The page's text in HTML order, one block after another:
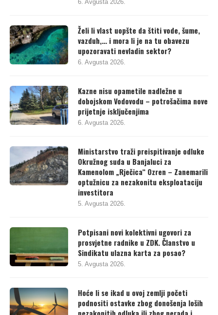
6. Avgusta 2026.
Želi li vlast uopšte da štiti vode, šume,
vazduh,… i mora li je na tu obavezu
upozoravati nevladin sektor?
6. Avgusta 2026.
Kazne nisu opametile nadležne u
dobojskom Vodovodu – potrošačima nove
prijetnje isključenjima
6. Avgusta 2026.
Ministarstvo traži preispitivanje odluke
Okružnog suda u Banjaluci za
Kamenolom „Rječica“ Ozren – Zanemarili
optužnicu za nezakonitu eksploataciju
investitora
5. Avgusta 2026.
Potpisani novi kolektivni ugovori za
prosvjetne radnike u ZDK. Članstvo u
Sindikatu ulazna karta za posao?
5. Avgusta 2026.
Hoće li se ikad u ovoj zemlji početi
podnositi ostavke zbog donošenja loših